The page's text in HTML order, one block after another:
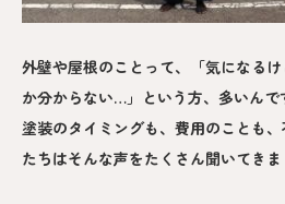
外壁や屋根のことって、「気になる
か分からない…」という方、多いんで
塗装のタイミングも、費用のことも
たちはそんな声をたくさん聞いてきま